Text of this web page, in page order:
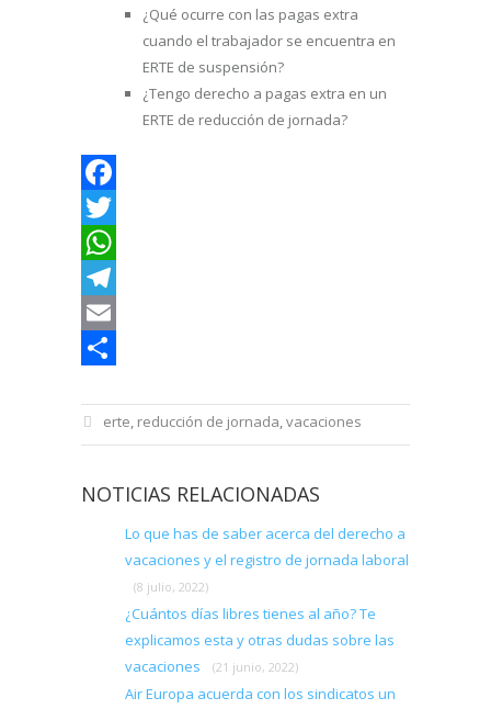
¿Qué ocurre con las pagas extra
cuando el trabajador se encuentra en
ERTE de suspensión?
¿Tengo derecho a pagas extra en un
ERTE de reducción de jornada?
Facebook
Twitter
WhatsApp
Telegram
Email
erte, reducción de jornada,vacaciones
NOTICIAS RELACIONADAS
Lo que has de saber acerca del derecho a
vacaciones y el registro de jornada laboral
(8 julio, 2022)
¿Cuántos días libres tienes al año? Te
explicamos esta y otras dudas sobre las
vacaciones
(21 junio, 2022)
Air Europa acuerda con los sindicatos un